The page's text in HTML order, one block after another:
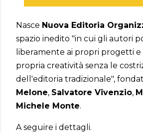
Nasce Nuova Editoria
spazio inedito "in cui gli autori
liberamente ai propri progetti e
propria creatività senza le
dell'editoria tradizionale",
Melone, Salvatore Vivenzio,
Michele Monte.
A seguire i dettagli.